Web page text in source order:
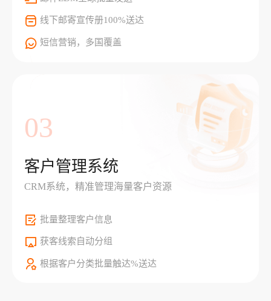
线下邮寄宣传册100%送达
短信营销，多国覆盖
03
客户管理系统
CRM系统，精准管理海量客户资源
批量整理客户信息
获客线索自动分组
根据客户分类批量触达%送达